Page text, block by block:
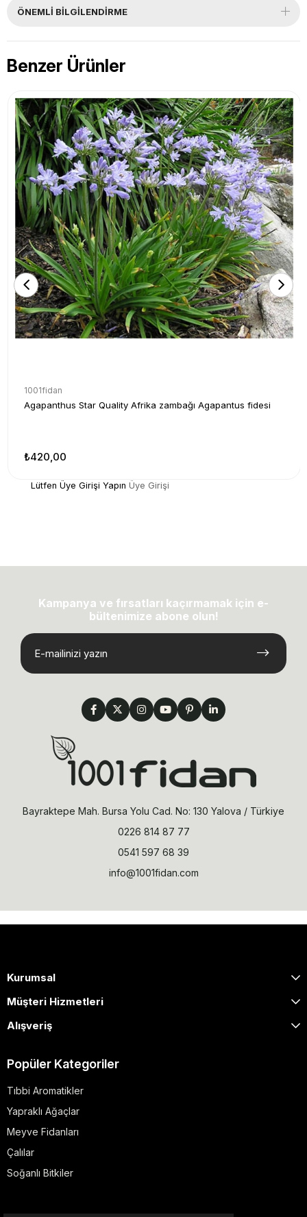
ÖNEMLI BILGILENDIRME
Benzer Ürünler
1001fidan
Agapanthus Star Quality Afrika zambağı Agapantus fidesi
₺420,00
Lütfen Üye Girişi Yapın Üye Girişi
Kampanya ve fırsatları kaçırmamak için e-
bültenimize abone olun!
Bayraktepe Mah. Bursa Yolu Cad. No: 130 Yalova / Türkiye
0226 814 87 77
0541 597 68 39
info@1001fidan.com
Kurumsal
Müşteri Hizmetleri
Alışveriş
Popüler Kategoriler
Tıbbi Aromatikler
Yapraklı Ağaçlar
Meyve Fidanları
Çalılar
Soğanlı Bitkiler